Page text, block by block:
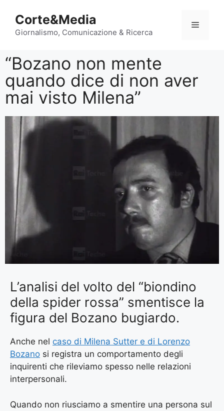
Corte&Media
Giornalismo, Comunicazione & Ricerca
“Bozano non mente
quando dice di non aver
mai visto Milena”
L’analisi del volto del “biondino
della spider rossa” smentisce la
figura del Bozano bugiardo.
Anche nel caso di Milena Sutter e di Lorenzo
Bozano si registra un comportamento degli
inquirenti che rileviamo spesso nelle relazioni
interpersonali.
Quando non riusciamo a smentire una persona sul